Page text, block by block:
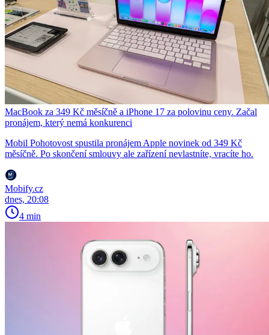
MacBook za 349 Kč měsíčně a iPhone 17 za polovinu ceny. Začal
pronájem, který nemá konkurenci
Mobil Pohotovost spustila pronájem Apple novinek od 349 Kč
měsíčně. Po skončení smlouvy ale zařízení nevlastníte, vracíte ho.
Mobify.cz
dnes, 20:08
4 min